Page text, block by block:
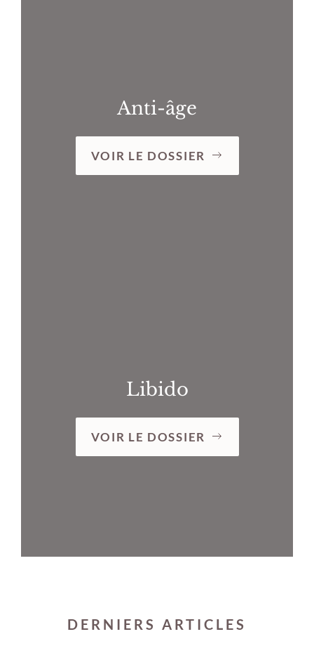
Anti-âge
VOIR LE DOSSIER
Libido
VOIR LE DOSSIER
DERNIERS ARTICLES